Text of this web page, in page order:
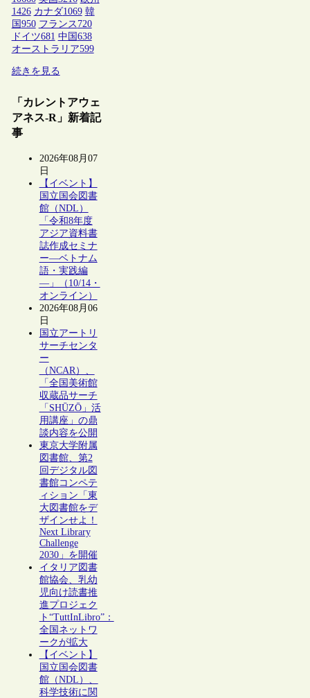
1426 カナダ1069 韓
国 950 フランス 720
ドイツ681 中国 638
オーストラリア599
続きを見る
「カレントアウェ
アネス-R」新着記
事
2026年08月07
日
【イベント】
国立国会図書
館（NDL）
「令和8年度
アジア資料書
誌作成セミナ
ー―ベトナム
語・実践編
―」（10/14・
オンライン）
2026年08月06
日
国立アートリ
サーチセンタ
ー
（NCAR）、
「全国美術館
収蔵品サーチ
「SHŪZŌ」活
用講座」の鼎
談内容を公開
東京大学附属
図書館、第2
回デジタル図
書館コンペテ
ィション「東
大図書館をデ
ザインせよ！
Next Library
Challenge
2030」を開催
イタリア図書
館協会、乳幼
児向け読書推
進プロジェク
ト“TuttInLibro”：
全国ネットワ
ークが拡大
【イベント】
国立国会図書
館（NDL）、
科学技術に関